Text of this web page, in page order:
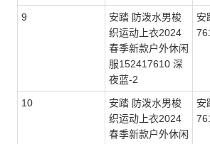
9
安踏 防泼水男梭
织运动上衣2024
春季新款户外休闲
服152417610 深
夜蓝-2
安
10
安踏 防泼水男梭
织运动上衣2024
春季新款户外休闲
安